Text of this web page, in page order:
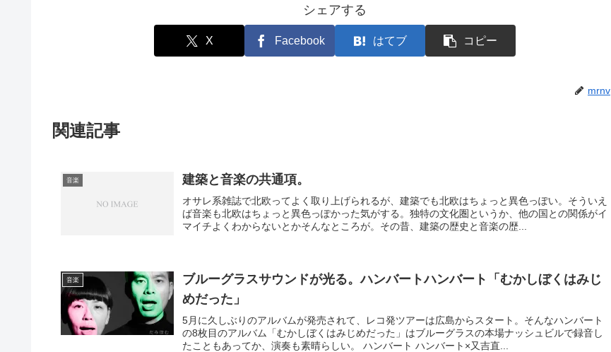
シェアする
X Facebook はてブ コピー
mrnv
関連記事
音楽 建築と音楽の共通項。
オサレ系雑誌で北欧ってよく取り上げられるが、建築でも北欧はちょっと異色っぽい。そういえ
ば音楽も北欧はちょっと異色っぽかった気がする。独特の文化圏というか、他の国との関係がイ
マイチよくわからないとかそんなところが。その昔、建築の歴史と音楽の歴...
音楽
ブルーグラスサウンドが光る。ハンバートハンバート「むかしぼくはみじ
めだった」
5月に久しぶりのアルバムが発売されて、レコ発ツアーは広島からスタート。そんなハンバート
の8枚目のアルバム「むかしぼくはみじめだった」はブルーグラスの本場ナッシュビルで録音し
たこともあってか、演奏も素晴らしい。 ハンバート ハンバート×又吉直...